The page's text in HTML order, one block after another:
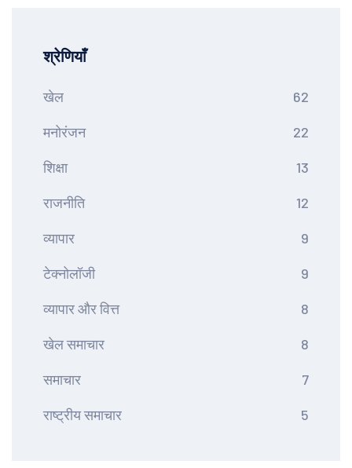
श्रेणियाँ
खेल 62
मनोरंजन 22
शिक्षा 13
राजनीति 12
व्यापार 9
टेक्नोलॉजी 9
व्यापार और वित्त 8
खेल समाचार 8
समाचार 7
राष्ट्रीय समाचार 5